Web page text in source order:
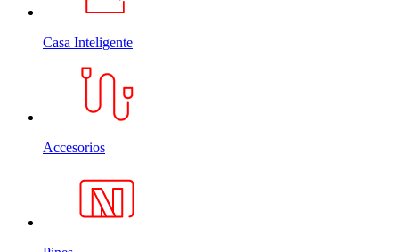
Casa Inteligente
Accesorios